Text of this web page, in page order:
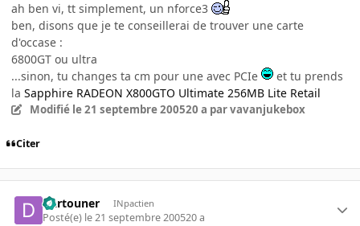
ah ben vi, tt simplement, un nforce3
ben, disons que je te conseillerai de trouver une carte
d'occase :
6800GT ou ultra
...sinon, tu changes ta cm pour une avec PCIe
et tu prends
la Sapphire RADEON X800GTO Ultimate 256MB Lite Retail
Modifié le 21 septembre 200520 a par vavanjukebox
Citer
Dartouner INpactien
Posté(e) le 21 septembre 200520 a